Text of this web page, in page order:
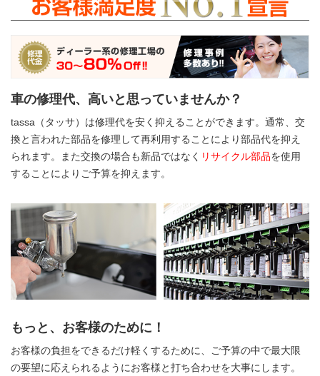
車の修理代、高いと思っていませんか？
tassa（タッサ）は修理代を安く抑えることができます。通常、交
換と言われた部品を修理して再利用することにより部品代を抑え
られます。また交換の場合も新品ではなく リサイクル部品を使用
することによりご予算を抑えます。
もっと、お客様のために！
お客様の負担をできるだけ軽くするために、ご予算の中で最大限
の要望に応えられるようにお客様と打ち合わせを大事にします。